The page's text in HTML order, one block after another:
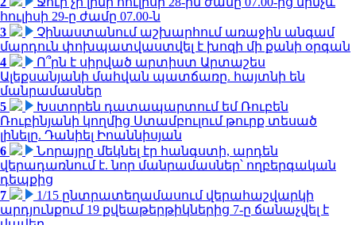
հուլիսի 29-ը ժամը 07.00-ն
3
Չինաստանում աշխարհում առաջին անգամ
մարդուն փոխպատվաստվել է խոզի մի քանի օրգան
4
Ո՞րն է սիրված արտիստ Արտաշես
Ալեքսանյանի մահվան պատճառը. հայտնի են
մանրամասներ
5
Խստորեն դատապարտում եմ Ռուբեն
Ռուբինյանի կողմից Ստամբուլում թուրք տեսած
լինելը. Դանիել Իոաննիսյան
6
Նորայրը մեկնել էր հանգստի, արդեն
վերադառնում է. նոր մանրամասներ՝ ողբերգական
դեպքից
7
1/15 ընտրատեղամասում վերահաշվարկի
արդյունքում 19 քվեաթերթիկներից 7-ը ճանաչվել է